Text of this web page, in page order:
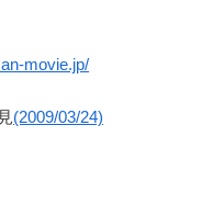
movie.jp/
(2009/03/24)